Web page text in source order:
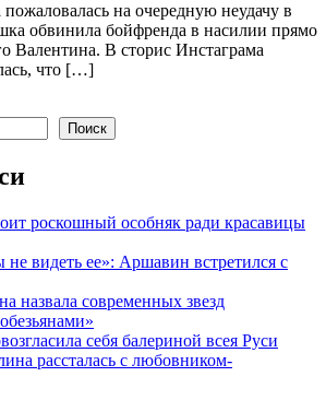
на очередную неудачу в
обвинила бойфренда в насилии прямо
Валентина. В сторис Инстаграма
что […]
Поиск
роскошный особняк ради красавицы
не видеть ее»: Аршавин встретился с
назвала современных звезд
себя балериной всея Руси
рассталась с любовником-